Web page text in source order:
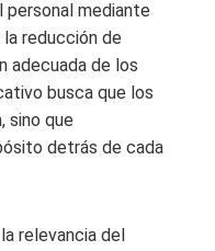
mediante
reducción de
adecuada de los
busca que los
sino que
detrás de cada
relevancia del